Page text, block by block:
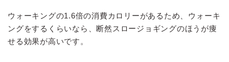
ウォーキングの1.6倍の消費カロリーがあるため、ウォーキ
ングをするくらいなら、断然スロージョギングのほうが痩
せる効果が高いです。